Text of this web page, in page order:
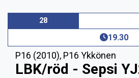
28
19.30
P16 (2010), P16 Ykkönen
LBK/röd - Sepsi